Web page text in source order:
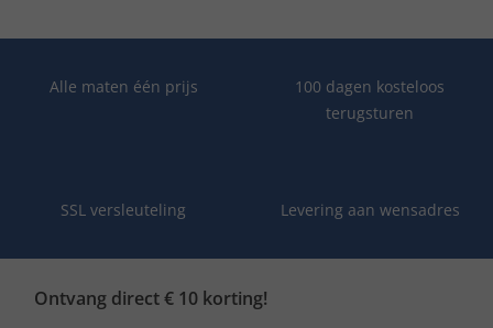
Alle maten één prijs
100 dagen kosteloos
terugsturen
SSL versleuteling Levering aan wensadres
Ontvang direct € 10 korting!